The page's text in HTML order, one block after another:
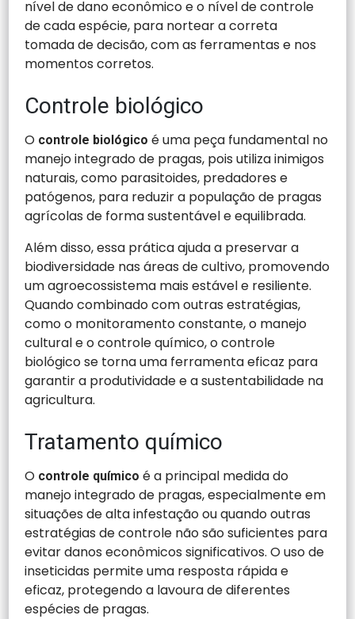
nível de dano econômico e o nível de controle
de cada espécie, para nortear a correta
tomada de decisão, com as ferramentas e nos
momentos corretos.
Controle biológico
O controle biológico é uma peça fundamental no
manejo integrado de pragas, pois utiliza inimigos
naturais, como parasitoides, predadores e
patógenos, para reduzir a população de pragas
agrícolas de forma sustentável e equilibrada.
Além disso, essa prática ajuda a preservar a
biodiversidade nas áreas de cultivo, promovendo
um agroecossistema mais estável e resiliente.
Quando combinado com outras estratégias,
como o monitoramento constante, o manejo
cultural e o controle químico, o controle
biológico se torna uma ferramenta eficaz para
garantir a produtividade e a sustentabilidade na
agricultura.
Tratamento químico
O controle químico é a principal medida do
manejo integrado de pragas, especialmente em
situações de alta infestação ou quando outras
estratégias de controle não são suficientes para
evitar danos econômicos significativos. O uso de
inseticidas permite uma resposta rápida e
eficaz, protegendo a lavoura de diferentes
espécies de pragas.